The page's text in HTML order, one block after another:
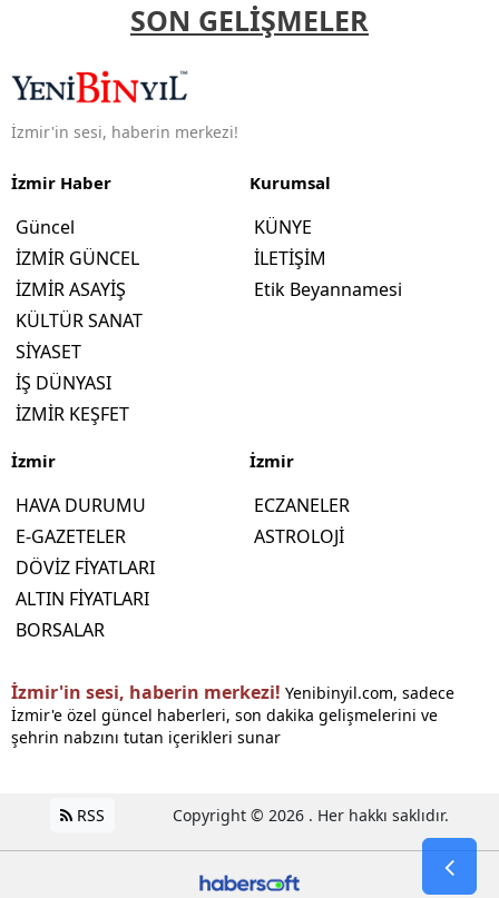
SON GELİŞMELER
İzmir'in sesi, haberin merkezi!
İzmir Haber
Güncel
İZMİR GÜNCEL
İZMİR ASAYİŞ
KÜLTÜR SANAT
SİYASET
İŞ DÜNYASI
İZMİR KEŞFET
Kurumsal
KÜNYE
İLETİŞİM
Etik Beyannamesi
İzmir
HAVA DURUMU
E-GAZETELER
DÖVİZ FİYATLARI
ALTIN FİYATLARI
BORSALAR
İzmir
ECZANELER
ASTROLOJİ
İzmir'in sesi, haberin merkezi! Yenibinyil.com, sadece
İzmir'e özel güncel haberleri, son dakika gelişmelerini ve
şehrin nabzını tutan içerikleri sunar
RSS Copyright © 2026 . Her hakkı saklıdır.